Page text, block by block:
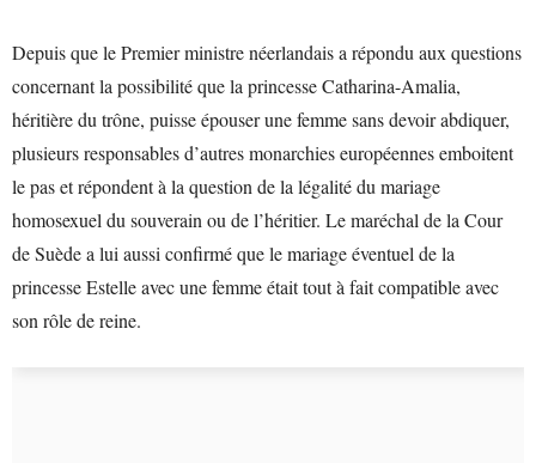
Depuis que le Premier ministre néerlandais a répondu aux questions
concernant la possibilité que la princesse Catharina-Amalia,
héritière du trône, puisse épouser une femme sans devoir abdiquer,
plusieurs responsables d’autres monarchies européennes emboitent
le pas et répondent à la question de la légalité du mariage
homosexuel du souverain ou de l’héritier. Le maréchal de la Cour
de Suède a lui aussi confirmé que le mariage éventuel de la
princesse Estelle avec une femme était tout à fait compatible avec
son rôle de reine.